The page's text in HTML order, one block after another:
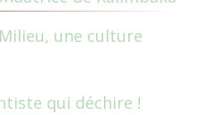
une culture
qui déchire !